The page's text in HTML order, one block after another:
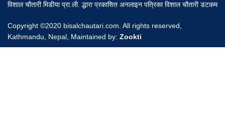
विशाल चौतारी मिडीया प्रा.ली. द्धारा प्रकाशित अनलाइन पत्रिका विशाल चौतारी डटकम
Copyright ©2020 bisalchautari.com. All rights reserved,
Kathmandu, Nepal, Maintained by: Zookti